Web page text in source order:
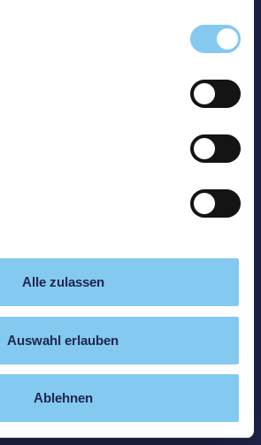
Alle zulassen
Auswahl erlauben
Ablehnen